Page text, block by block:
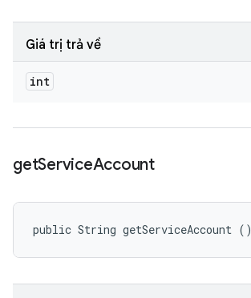
Giá trị trả về
int
getServiceAccount
public String getServiceAccount ()